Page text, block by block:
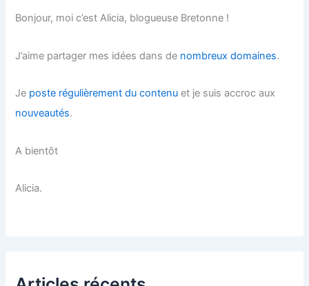
Bonjour, moi c’est Alicia, blogueuse Bretonne !
J’aime partager mes idées dans de nombreux domaines.
Je poste régulièrement du contenu et je suis accroc aux
nouveautés.
A bientôt
Alicia.